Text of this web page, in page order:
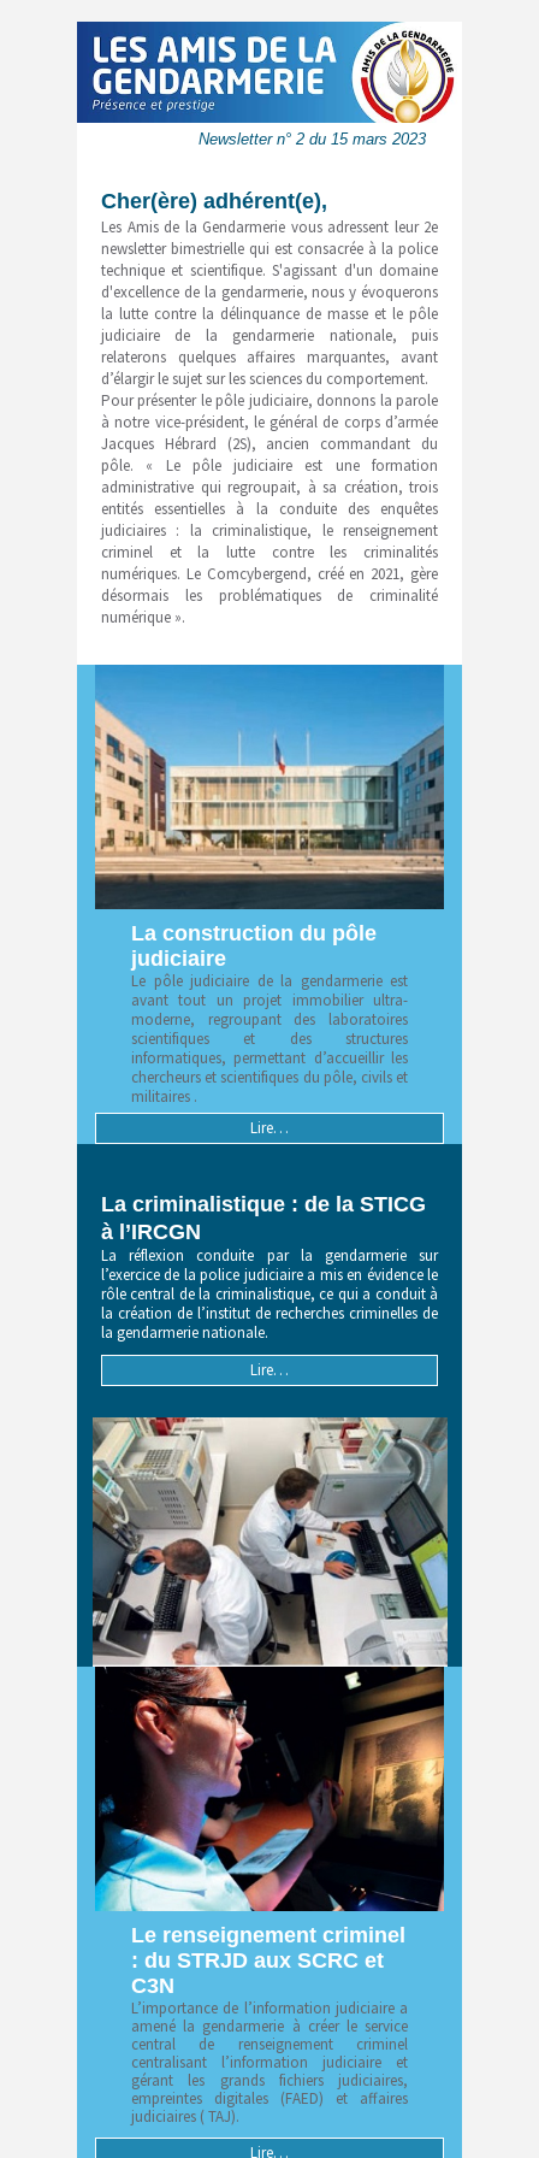
Newsletter n° 2 du 15 mars 2023
Cher(ère) adhérent(e),
Les Amis de la Gendarmerie vous adressent leur 2e
newsletter bimestrielle qui est consacrée à la police
technique et scientifique. S'agissant d'un domaine
d'excellence de la gendarmerie, nous y évoquerons
la lutte contre la délinquance de masse et le pôle
judiciaire de la gendarmerie nationale, puis
relaterons quelques affaires marquantes, avant
d’élargir le sujet sur les sciences du comportement.
Pour présenter le pôle judiciaire, donnons la parole
à notre vice-président, le général de corps d’armée
Jacques Hébrard (2S), ancien commandant du
pôle. « Le pôle judiciaire est une formation
administrative qui regroupait, à sa création, trois
entités essentielles à la conduite des enquêtes
judiciaires : la criminalistique, le renseignement
criminel et la lutte contre les criminalités
numériques. Le Comcybergend, créé en 2021, gère
désormais les problématiques de criminalité
numérique ».
La construction du pôle
judiciaire
Le pôle judiciaire de la gendarmerie est
avant tout un projet immobilier ultra-
moderne, regroupant des laboratoires
scientifiques et des structures
informatiques, permettant d’accueillir les
chercheurs et scientifiques du pôle, civils et
militaires .
Lire…
La criminalistique : de la STICG
à l’IRCGN
La réflexion conduite par la gendarmerie sur
l’exercice de la police judiciaire a mis en évidence le
rôle central de la criminalistique, ce qui a conduit à
la création de l’institut de recherches criminelles de
la gendarmerie nationale.
Lire…
Le renseignement criminel
: du STRJD aux SCRC et
C3N
L’importance de l’information judiciaire a
amené la gendarmerie à créer le service
central de renseignement criminel
centralisant l’information judiciaire et
gérant les grands fichiers judiciaires,
empreintes digitales (FAED) et affaires
judiciaires ( TAJ).
Lire…